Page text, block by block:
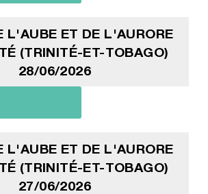
L'AUBE ET DE L'AURORE
(TRINITÉ-ET-TOBAGO)
28/06/2026
L'AUBE ET DE L'AURORE
(TRINITÉ-ET-TOBAGO)
27/06/2026